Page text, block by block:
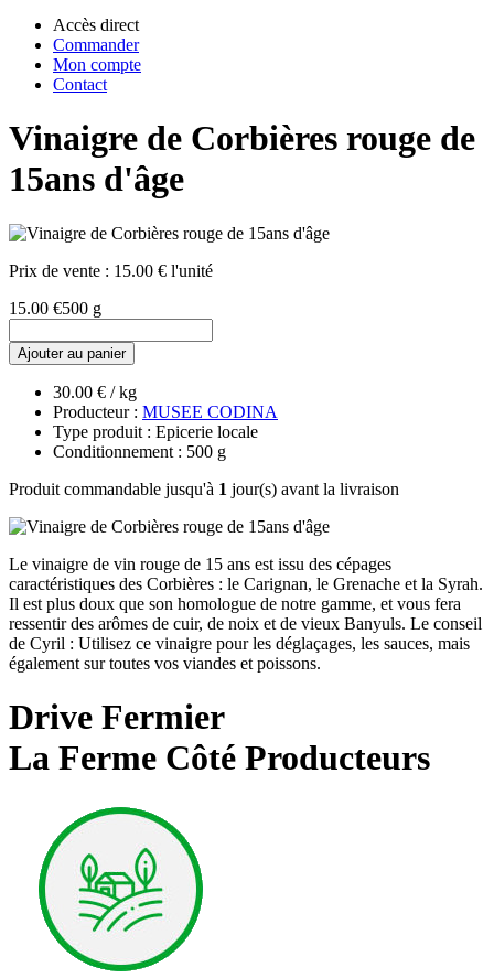
Accès direct
Commander
Mon compte
Contact
Vinaigre de Corbières rouge de
15ans d'âge
Prix de vente : 15.00 € l'unité
15.00 €500 g
Ajouter au panier
30.00 € / kg
Producteur : MUSEE CODINA
Type produit : Epicerie locale
Conditionnement : 500 g
Produit commandable jusqu'à 1 jour(s) avant la livraison
Le vinaigre de vin rouge de 15 ans est issu des cépages
caractéristiques des Corbières : le Carignan, le Grenache et la Syrah.
Il est plus doux que son homologue de notre gamme, et vous fera
ressentir des arômes de cuir, de noix et de vieux Banyuls. Le conseil
de Cyril : Utilisez ce vinaigre pour les déglaçages, les sauces, mais
également sur toutes vos viandes et poissons.
Drive Fermier
La Ferme Côté Producteurs